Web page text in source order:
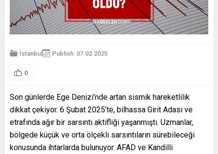
İstanbul Publish: 07.02.2025
0
Son günlerde Ege Denizi’nde artan sismik hareketlilik
dikkat çekiyor. 6 Şubat 2025’te, bilhassa Girit Adası ve
etrafında ağır bir sarsıntı aktifliği yaşanmıştı. Uzmanlar,
bölgede küçük ve orta ölçekli sarsıntıların sürebileceği
konusunda ihtarlarda bulunuyor. AFAD ve Kandilli